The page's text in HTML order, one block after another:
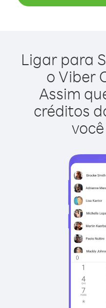
Ligar para
o Viber
Assim
créditos